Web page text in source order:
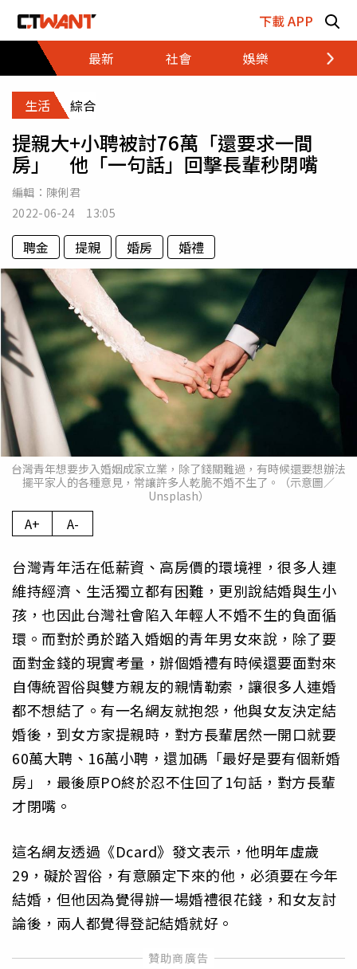
下載 APP
最新
社會 娛樂 財經
生活 綜合
提親大+小聘被討76萬「還要求一間
房」 他「一句話」回擊長輩秒閉嘴
編輯： 陳俐君
2022-06-24 13:05
聘金 提親 婚房 婚禮
台灣青年想要步入婚姻成家立業，除了錢關難過，有時候還要想辦法
擺平家人的各種意見，常讓許多人乾脆不婚不生了。（示意圖／
Unsplash）
A+ A-
台灣青年活在低薪資、高房價的環境裡，很多人連
維持經濟、生活獨立都有困難，更別說結婚與生小
孩，也因此台灣社會陷入年輕人不婚不生的負面循
環。而對於勇於踏入婚姻的青年男女來說，除了要
面對金錢的現實考量，辦個婚禮有時候還要面對來
自傳統習俗與雙方親友的親情勒索，讓很多人連婚
都不想結了。有一名網友就抱怨，他與女友決定結
婚後，到女方家提親時，對方長輩居然一開口就要
60萬大聘、16萬小聘，還加碼「最好是要有個新婚
房」，最後原PO終於忍不住回了1句話，對方長輩
才閉嘴。
這名網友透過《Dcard》發文表示，他明年虛歲
29，礙於習俗，有意願定下來的他，必須要在今年
結婚，但他因為覺得辦一場婚禮很花錢，和女友討
論後，兩人都覺得登記結婚就好。